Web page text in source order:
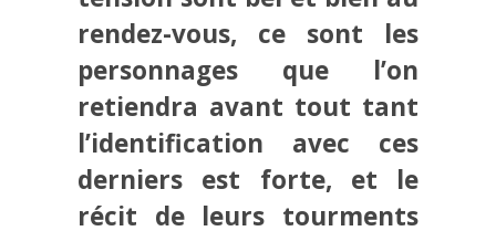
rendez-vous, ce sont les
personnages que l’on
retiendra avant tout tant
l’identification avec ces
derniers est forte, et le
récit de leurs tourments